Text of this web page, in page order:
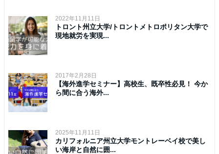
2022年11月11日
トロント州立大学/トロントメトロポリタン大学で
現地就労を実現...
2017年2月28日
【海外進学セミナー】高校生、既卒性必見！ 今か
ら間に合う海外...
2025年11月11日
カリフォルニア州立大学モントレーベイ校で美し
い海岸と自然に囲...